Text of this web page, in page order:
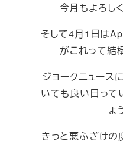
今月もよろし
そして4月1日は
がこれって結
ジョークニュース
いても良い日って
ょ
きっと悪ふざけの